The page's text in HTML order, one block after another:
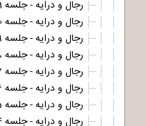
رجال و درایه - جلسه 61
رجال و درایه - جلسه 60
رجال و درایه - جلسه 59 (بررسی متن و سند زیارت عاشورای مشهور - قسمت دوم و آخر)
رجال و درایه - جلسه 58 (بررسی متن و سند زیارت عاشورای مشهور - قسمت اول)
رجال و درایه - جلسه 57
رجال و درایه - جلسه 56
رجال و درایه - جلسه 55
رجال و درایه - جلسه 54